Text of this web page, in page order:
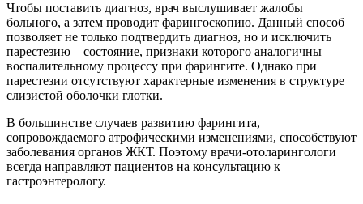
Чтобы поставить диагноз, врач выслушивает жалобы
больного, а затем проводит фарингоскопию. Данный способ
позволяет не только подтвердить диагноз, но и исключить
парестезию – состояние, признаки которого аналогичны
воспалительному процессу при фарингите. Однако при
парестезии отсутствуют характерные изменения в структуре
слизистой оболочки глотки.
В большинстве случаев развитию фарингита,
сопровождаемого атрофическими изменениями, способствуют
заболевания органов ЖКТ. Поэтому врачи-отоларингологи
всегда направляют пациентов на консультацию к
гастроэнтерологу.